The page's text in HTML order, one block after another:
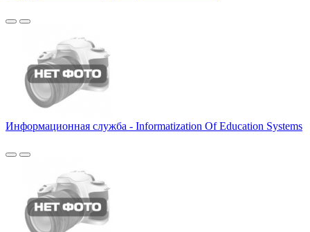
Информационная служба - Informatization Of Education Systems